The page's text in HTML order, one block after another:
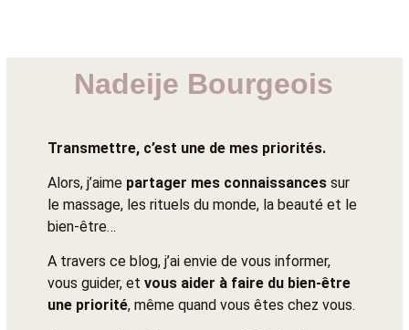
Nadeije Bourgeois
Transmettre, c’est une de mes priorités.
Alors, j’aime partager mes connaissances sur
le massage, les rituels du monde, la beauté et le
bien-être…
A travers ce blog, j’ai envie de vous informer,
vous guider, et vous aider à faire du bien-être
une priorité, même quand vous êtes chez vous.